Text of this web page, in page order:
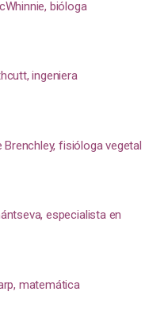
bióloga
ingeniera
Brenchley, fisióloga vegetal
especialista en
matemática